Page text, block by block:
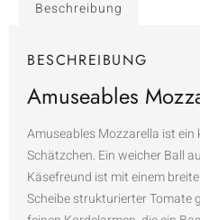
Beschreibung
BESCHREIBUNG
Amuseables
Amuseables Mozzarella ist ein
Schätzchen. Ein weicher Ball
Käsefreund ist mit einem
Scheibe strukturierter Tomate